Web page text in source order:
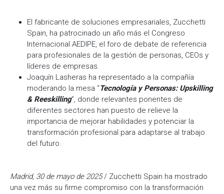
El fabricante de soluciones empresariales, Zucchetti
Spain, ha patrocinado un año más el Congreso
Internacional AEDIPE, el foro de debate de referencia
para profesionales de la gestión de personas, CEOs y
líderes de empresas.
Joaquín Lasheras ha representado a la compañía
moderando la mesa “Tecnología y Personas: Upskilling
& Reeskilling”, donde relevantes ponentes de
diferentes sectores han puesto de relieve la
importancia de mejorar habilidades y potenciar la
transformación profesional para adaptarse al trabajo
del futuro.
Madrid, 30 de mayo de 2025/ Zucchetti Spain ha mostrado
una vez más su firme compromiso con la transformación